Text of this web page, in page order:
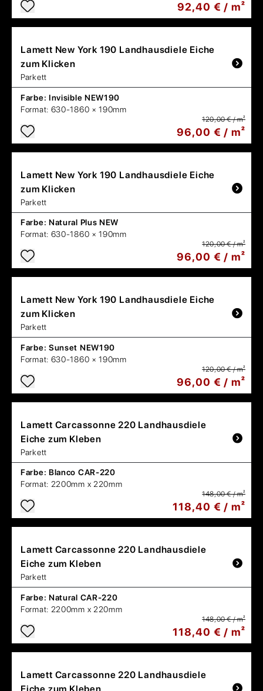
92,40 € / m²
Lamett New York 190 Landhausdiele Eiche
zum Klicken
Parkett
Farbe: Invisible NEW190
Format: 630-1860 × 190mm
120,00 € / m²
96,00 € / m²
Lamett New York 190 Landhausdiele Eiche
zum Klicken
Parkett
Farbe: Natural Plus NEW
Format: 630-1860 × 190mm
120,00 € / m²
96,00 € / m²
Lamett New York 190 Landhausdiele Eiche
zum Klicken
Parkett
Farbe: Sunset NEW190
Format: 630-1860 × 190mm
120,00 € / m²
96,00 € / m²
Lamett Carcassonne 220 Landhausdiele
Eiche zum Kleben
Parkett
Farbe: Blanco CAR-220
Format: 2200mm x 220mm
148,00 € / m²
118,40 € / m²
Lamett Carcassonne 220 Landhausdiele
Eiche zum Kleben
Parkett
Farbe: Natural CAR-220
Format: 2200mm x 220mm
148,00 € / m²
118,40 € / m²
Lamett Carcassonne 220 Landhausdiele